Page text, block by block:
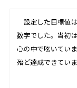
設定した目標値
数字でした。当初
心の中で呟いてい
殆ど達成できていま